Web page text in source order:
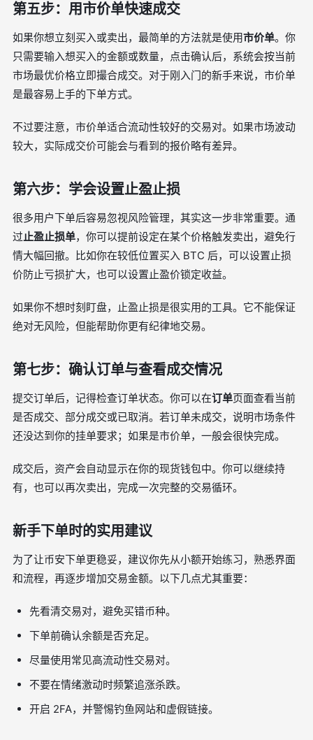
第五步：用市价单快速成交
如果你想立刻买入或卖出，最简单的方法就是使用市价单。你
只需要输入想买入的金额或数量，点击确认后，系统会按当前
市场最优价格立即撮合成交。对于刚入门的新手来说，市价单
是最容易上手的下单方式。
不过要注意，市价单适合流动性较好的交易对。如果市场波动
较大，实际成交价可能会与看到的报价略有差异。
第六步：学会设置止盈止损
很多用户下单后容易忽视风险管理，其实这一步非常重要。通
过止盈止损单，你可以提前设定在某个价格触发卖出，避免行
情大幅回撤。比如你在较低位置买入 BTC 后，可以设置止损
价防止亏损扩大，也可以设置止盈价锁定收益。
如果你不想时刻盯盘，止盈止损是很实用的工具。它不能保证
绝对无风险，但能帮助你更有纪律地交易。
第七步：确认订单与查看成交情况
提交订单后，记得检查订单状态。你可以在订单页面查看当前
是否成交、部分成交或已取消。若订单未成交，说明市场条件
还没达到你的挂单要求；如果是市价单，一般会很快完成。
成交后，资产会自动显示在你的现货钱包中。你可以继续持
有，也可以再次卖出，完成一次完整的交易循环。
新手下单时的实用建议
为了让币安下单更稳妥，建议你先从小额开始练习，熟悉界面
和流程，再逐步增加交易金额。以下几点尤其重要：
先看清交易对，避免买错币种。
下单前确认余额是否充足。
尽量使用常见高流动性交易对。
不要在情绪激动时频繁追涨杀跌。
开启 2FA，并警惕钓鱼网站和虚假链接。